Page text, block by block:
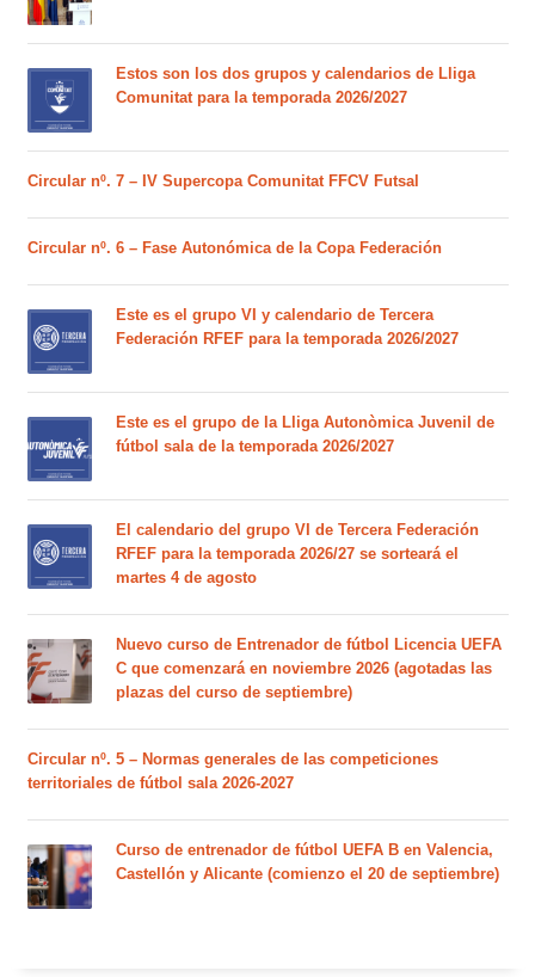
Estos son los dos grupos y calendarios de Lliga
Comunitat para la temporada 2026/2027
Circular nº. 7 – IV Supercopa Comunitat FFCV Futsal
Circular nº. 6 – Fase Autonómica de la Copa Federación
Este es el grupo VI y calendario de Tercera
Federación RFEF para la temporada 2026/2027
Este es el grupo de la Lliga Autonòmica Juvenil de
fútbol sala de la temporada 2026/2027
El calendario del grupo VI de Tercera Federación
RFEF para la temporada 2026/27 se sorteará el
martes 4 de agosto
Nuevo curso de Entrenador de fútbol Licencia UEFA
C que comenzará en noviembre 2026 (agotadas las
plazas del curso de septiembre)
Circular nº. 5 – Normas generales de las competiciones
territoriales de fútbol sala 2026-2027
Curso de entrenador de fútbol UEFA B en Valencia,
Castellón y Alicante (comienzo el 20 de septiembre)